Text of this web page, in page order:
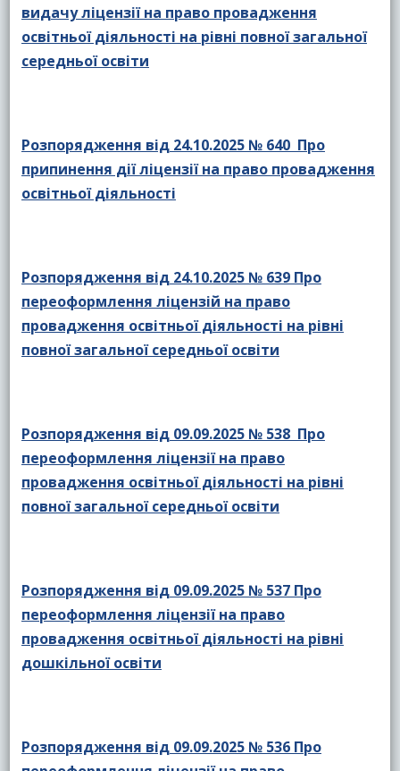
видачу ліцензії на право провадження
освітньої діяльності на рівні повної загальної
середньої освіти
Розпорядження від 24.10.2025 № 640 Про
припинення дії ліцензії на право провадження
освітньої діяльності
Розпорядження від 24.10.2025 № 639 Про
переоформлення ліцензій на право
провадження освітньої діяльності на рівні
повної загальної середньої освіти
Розпорядження від 09.09.2025 № 538 Про
переоформлення ліцензії на право
провадження освітньої діяльності на рівні
повної загальної середньої освіти
Розпорядження від 09.09.2025 № 537 Про
переоформлення ліцензії на право
провадження освітньої діяльності на рівні
дошкільної освіти
Розпорядження від 09.09.2025 № 536 Про